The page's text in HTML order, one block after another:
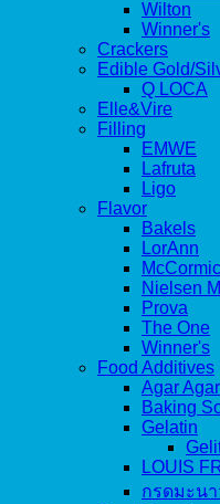
Wilton
Winner's
Crackers
Edible Gold/
Q LOCA
Elle&Vire
Filling
EMWE
Lafruta
Ligo
Flavor
Bakels
LorAnn
Nielsen
Prova
The One
Winner's
Food Additives
Agar Agar
Baking
Gelatin
LOUIS
กรดมะนา